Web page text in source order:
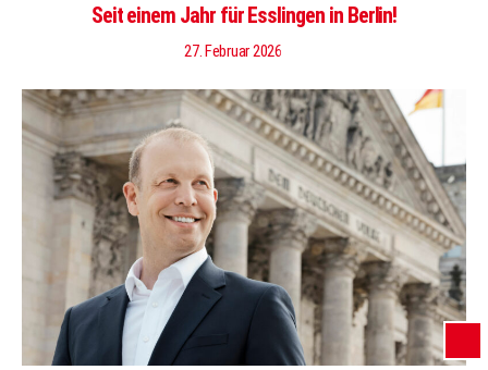
Seit einem Jahr für Esslingen in Berlin!
27. Februar 2026